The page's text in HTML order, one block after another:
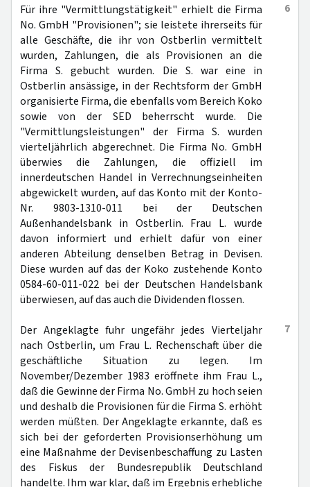
6
Für ihre "Vermittlungstätigkeit" erhielt die Firma
No. GmbH "Provisionen"; sie leistete ihrerseits für
alle Geschäfte, die ihr von Ostberlin vermittelt
wurden, Zahlungen, die als Provisionen an die
Firma S. gebucht wurden. Die S. war eine in
Ostberlin ansässige, in der Rechtsform der GmbH
organisierte Firma, die ebenfalls vom Bereich Koko
sowie von der SED beherrscht wurde. Die
"Vermittlungsleistungen" der Firma S. wurden
vierteljährlich abgerechnet. Die Firma No. GmbH
überwies die Zahlungen, die offiziell im
innerdeutschen Handel in Verrechnungseinheiten
abgewickelt wurden, auf das Konto mit der Konto-
Nr. 9803-1310-011 bei der Deutschen
Außenhandelsbank in Ostberlin. Frau L. wurde
davon informiert und erhielt dafür von einer
anderen Abteilung denselben Betrag in Devisen.
Diese wurden auf das der Koko zustehende Konto
0584-60-011-022 bei der Deutschen Handelsbank
überwiesen, auf das auch die Dividenden flossen.
7
Der Angeklagte fuhr ungefähr jedes Vierteljahr
nach Ostberlin, um Frau L. Rechenschaft über die
geschäftliche Situation zu legen. Im
November/Dezember 1983 eröffnete ihm Frau L.,
daß die Gewinne der Firma No. GmbH zu hoch seien
und deshalb die Provisionen für die Firma S. erhöht
werden müßten. Der Angeklagte erkannte, daß es
sich bei der geforderten Provisionserhöhung um
eine Maßnahme der Devisenbeschaffung zu Lasten
des Fiskus der Bundesrepublik Deutschland
handelte. Ihm war klar, daß im Ergebnis erhebliche